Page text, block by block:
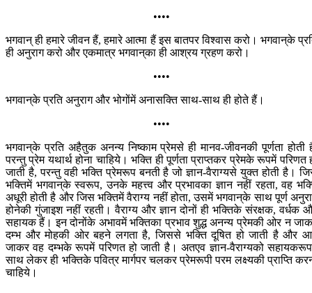
••••
भगवान् ही हमारे जीवन हैं, हमारे आत्मा हैं इस बातपर विश्वास करो। भगवान‍्के
ही अनुराग करो और एकमात्र भगवान‍्का ही आश्रय ग्रहण करो।
••••
भगवान‍्के प्रति अनुराग और भोगोंमें अनासक्ति साथ-साथ ही होते हैं।
••••
भगवान‍्के प्रति अहैतुक अनन्य निष्काम प्रेमसे ही मानव-जीवनकी पूर्णता होती
परन्तु प्रेम यथार्थ होना चाहिये। भक्ति ही पूर्णता प्राप्तकर प्रेमके रूपमें परिणत
जाती है, परन्तु वही भक्ति प्रेमरूप बनती है जो ज्ञान-वैराग्यसे युक्त होती है।
भक्तिमें भगवान‍्के स्वरूप, उनके महत्त्व और प्रभावका ज्ञान नहीं रहता, वह
अधूरी होती है और जिस भक्तिमें वैराग्य नहीं होता, उसमें भगवान‍्के साथ पूर्ण
होनेकी गुंजाइश नहीं रहती। वैराग्य और ज्ञान दोनों ही भक्तिके संरक्षक, वर्धक
सहायक हैं। इन दोनोंके अभावमें भक्तिका प्रभाव शुद्ध अनन्य प्रेमकी ओर न
दम्भ और मोहकी ओर बहने लगता है, जिससे भक्ति दूषित हो जाती है और
जाकर वह दम्भके रूपमें परिणत हो जाती है। अतएव ज्ञान-वैराग्यको
साथ लेकर ही भक्तिके पवित्र मार्गपर चलकर प्रेमरूपी परम लक्ष्यकी प्राप्ति
चाहिये।